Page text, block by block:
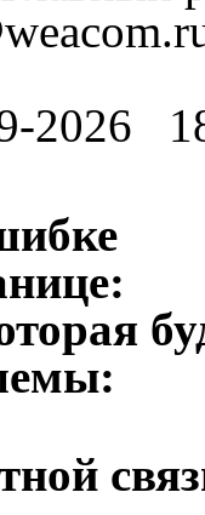
2026